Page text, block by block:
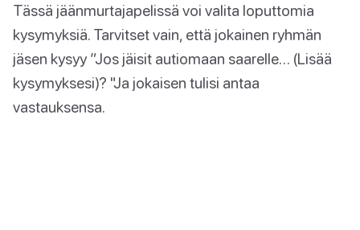
Tässä jäänmurtajapelissä voi valita loputtomia
kysymyksiä. Tarvitset vain, että jokainen ryhmän
jäsen kysyy ”Jos jäisit autiomaan saarelle… (Lisää
kysymyksesi)? "Ja jokaisen tulisi antaa
vastauksensa.